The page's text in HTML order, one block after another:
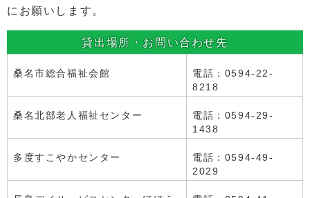
にお願いします。
貸出場所・お問い合わせ先
桑名市総合福祉会館
電話：0594-22-
8218
桑名北部老人福祉センター
電話：0594-29-
1438
多度すこやかセンター
電話：0594-49-
2029